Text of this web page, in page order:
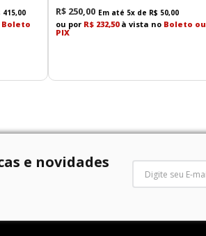
415,00
Boleto
R$ 250,00 Em até 5x de R$ 50,00
ou por R$ 232,50à vista no Boleto ou
PIX
e novidades